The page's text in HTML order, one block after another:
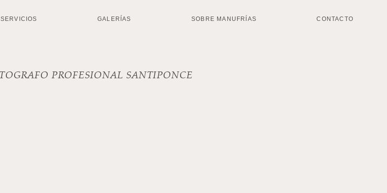
SERVICIOS GALERÍAS SOBRE MANUFRÍAS CONTACTO
PROFESIONAL SANTIPONCE